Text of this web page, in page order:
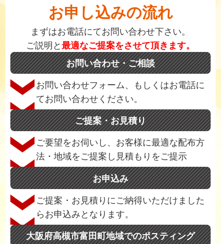
お申し込みの流れ
まずはお電話にてお問い合わせ下さい。
ご説明と最適なご提案をさせて頂きます。
お問い合わせ・ご相談
お問い合わせフォーム、もしくはお電話に
てお問い合わせください。
ご提案・お見積り
ご要望をお伺いし、お客様に最適な配布方
法・地域をご提案し見積もりをご提示
お申込み
ご提案・お見積りにご納得いただけました
らお申込みとなります。
大阪府高槻市富田町地域でのポスティング